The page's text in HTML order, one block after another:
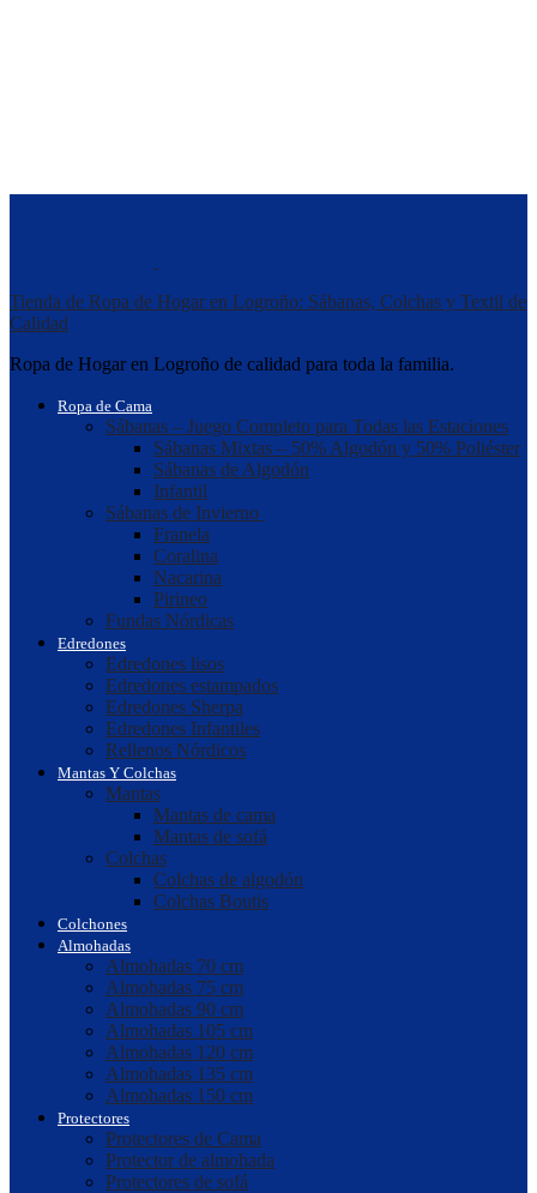
Tienda de Ropa de Hogar en Logroño: Sábanas, Colchas y Textil de
Calidad
Ropa de Hogar en Logroño de calidad para toda la familia.
Ropa de Cama
Sábanas – Juego Completo para Todas las Estaciones
Sábanas Mixtas – 50% Algodón y 50% Poliéster
Sábanas de Algodón
Infantil
Sábanas de Invierno
Franela
Coralina
Nacarina
Pirineo
Fundas Nórdicas
Edredones
Edredones lisos
Edredones estampados
Edredones Sherpa
Edredones Infantiles
Rellenos Nórdicos
Mantas Y Colchas
Mantas
Mantas de cama
Mantas de sofá
Colchas
Colchas de algodón
Colchas Boutis
Colchones
Almohadas
Almohadas 70 cm
Almohadas 75 cm
Almohadas 90 cm
Almohadas 105 cm
Almohadas 120 cm
Almohadas 135 cm
Almohadas 150 cm
Protectores
Protectores de Cama
Protector de almohada
Protectores de sofá